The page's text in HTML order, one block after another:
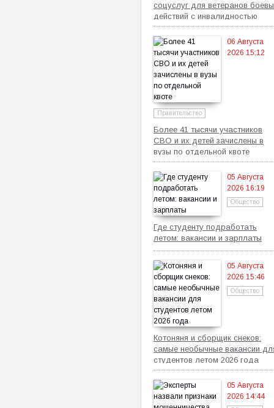
соцуслуг для ветеранов
действий с инвалидностью
06 Августа
2026 15:12
Правительство
Более 41 тысячи участников
СВО и их детей зачислены в
вузы по отдельной квоте
05 Августа
2026 16:19
Общество
Где студенту подработать
летом: вакансии и зарплаты
05 Августа
2026 15:46
Общество
Котоняня и сборщик снеков:
самые необычные вакансии
студентов летом 2026 года
05 Августа
2026 14:44